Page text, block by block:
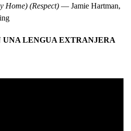
Home) (Respect) — Jamie Hartman,
LENGUA EXTRANJERA